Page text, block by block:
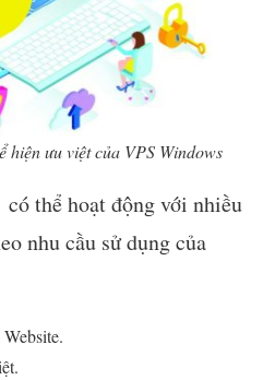
hiện ưu việt của VPS Windows
thể hoạt động với nhiều
nhu cầu sử dụng của